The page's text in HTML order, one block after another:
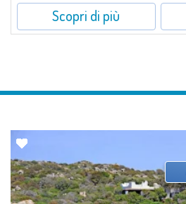
Scopri di più